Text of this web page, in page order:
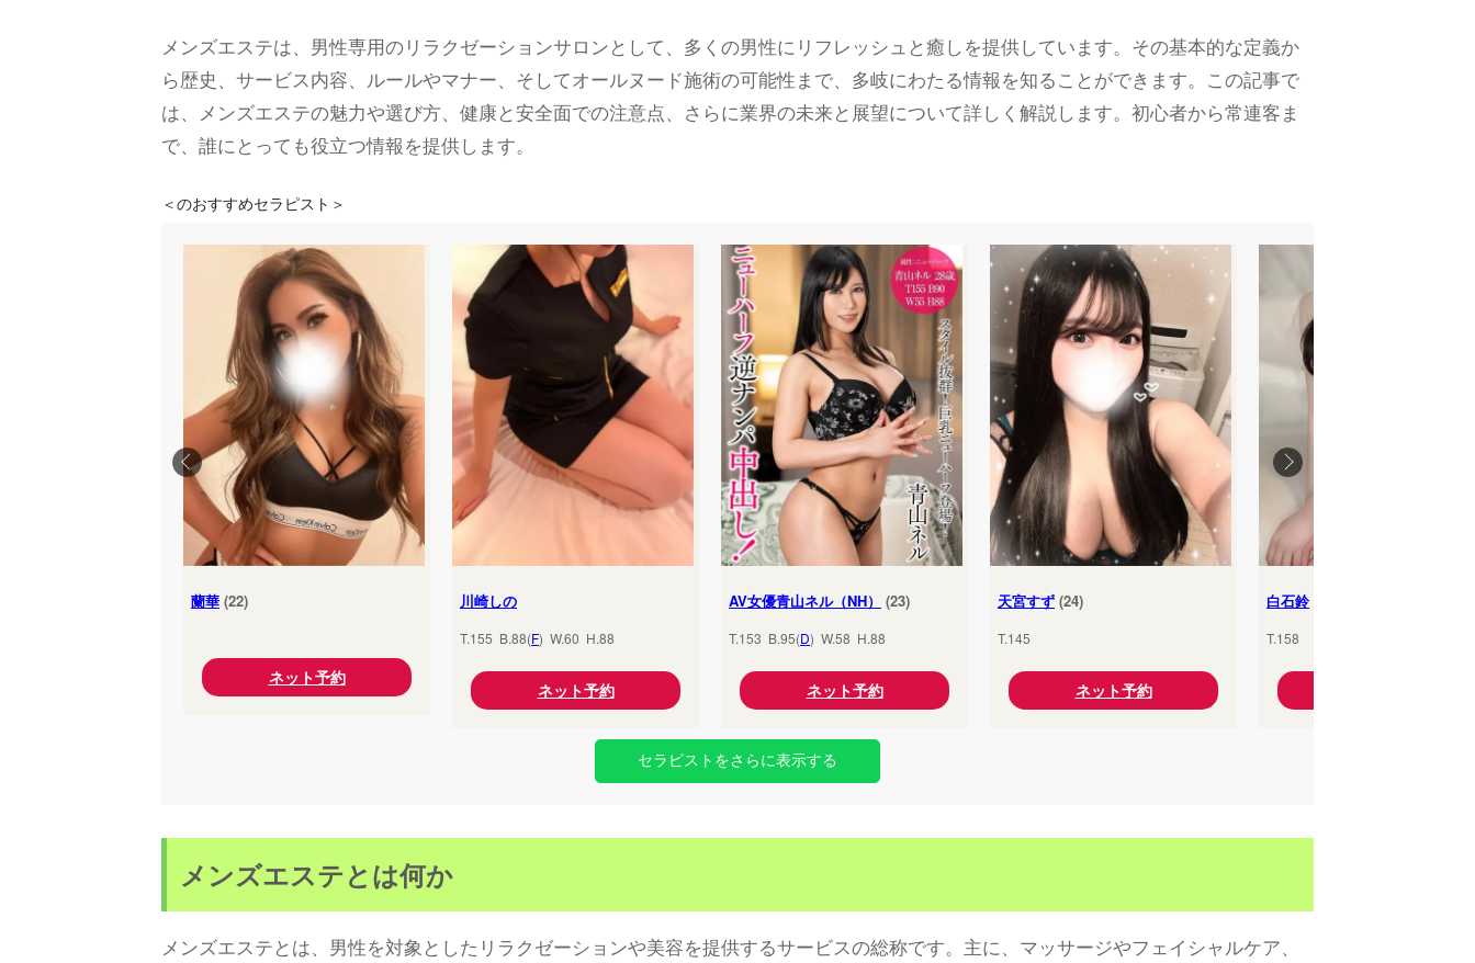
メンズエステは、男性専用のリラクゼーションサロンとして、多くの男性にリフレッシュと癒しを提供しています。その基本的な定義か
ら歴史、サービス内容、ルールやマナー、そしてオールヌード施術の可能性まで、多岐にわたる情報を知ることができます。この記事で
は、メンズエステの魅力や選び方、健康と安全面での注意点、さらに業界の未来と展望について詳しく解説します。初心者から常連客ま
で、誰にとっても役立つ情報を提供します。
＜のおすすめセラピスト＞
蘭華 (22)
ネット予約
川崎しの
T.155 B.88(F) W.60 H.88
ネット予約
AV女優青山ネル（NH） (23)
T.153 B.95(D) W.58 H.88
ネット予約
天宮すず (24)
T.145
ネット予約
白石鈴(25)
T.158
セラピストをさらに表示する
メンズエステとは何か
メンズエステとは、男性を対象としたリラクゼーションや美容を提供するサービスの総称です。主に、マッサージやフェイシャルケア、